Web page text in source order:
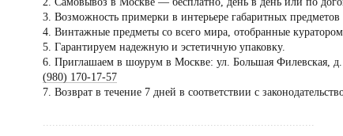
3. Возможность примерки в интерьере габаритных
4. Винтажные предметы со всего мира, отобранные
5. Гарантируем надежную и эстетичную упаковку.
6. Приглашаем в шоурум в Москве: ул. Большая Филевская, д.
(980) 170-17-57
7. Возврат в течение 7 дней в соответствии с
......................................................................................
только
договоренности